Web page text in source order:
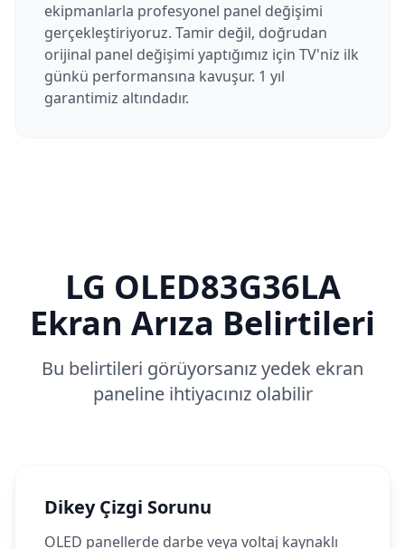
ekipmanlarla profesyonel panel değişimi
gerçekleştiriyoruz. Tamir değil, doğrudan
orijinal panel değişimi yaptığımız için TV'niz ilk
günkü performansına kavuşur. 1 yıl
garantimiz altındadır.
LG OLED83G36LA
Ekran Arıza Belirtileri
Bu belirtileri görüyorsanız yedek ekran
paneline ihtiyacınız olabilir
Dikey Çizgi Sorunu
OLED panellerde darbe veya voltaj kaynaklı